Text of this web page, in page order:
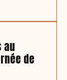
au
de